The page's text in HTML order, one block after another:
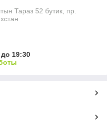
Тараз 52 бутик, пр.
19:30